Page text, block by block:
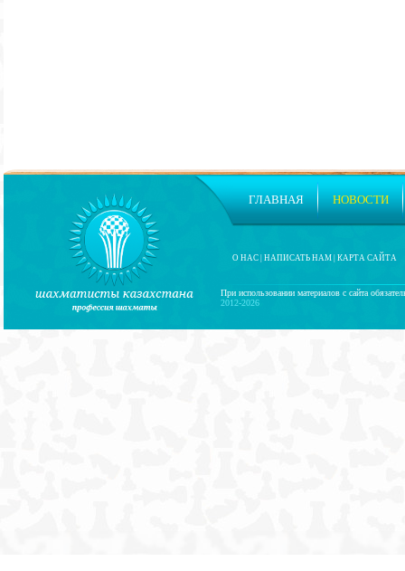
При использовании материалов с сайта
2012-2026
О НАС НАПИСАТЬ НАМ КАРТА САЙТА
ГЛАВНАЯ НОВОСТИ